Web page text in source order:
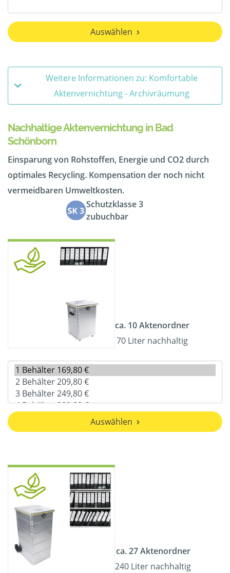
Auswählen
Weitere Informationen zu: Komfortable
Aktenvernichtung - Archivräumung
Nachhaltige Aktenvernichtung in Bad
Schönborn
Einsparung von Rohstoffen, Energie und CO2 durch
optimales Recycling. Kompensation der noch nicht
vermeidbaren Umweltkosten.
Schutzklasse 3
zubuchbar
ca. 10 Aktenordner
70 Liter nachhaltig
Auswählen
ca. 27 Aktenordner
240 Liter nachhaltig